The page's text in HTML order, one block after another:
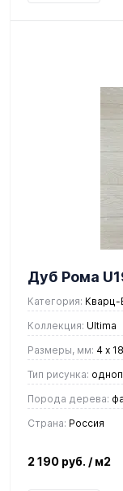
Дуб Рома
Категория: Кварц-
Коллекция: Ultima
Размеры, мм: 4 х
Тип рисунка:
Порода дерева:
Страна: Россия
2 190 руб. / м2